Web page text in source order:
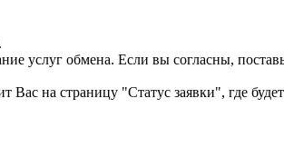
услуг обмена. Если вы согласны,
Вас на страницу "Статус заявки", где